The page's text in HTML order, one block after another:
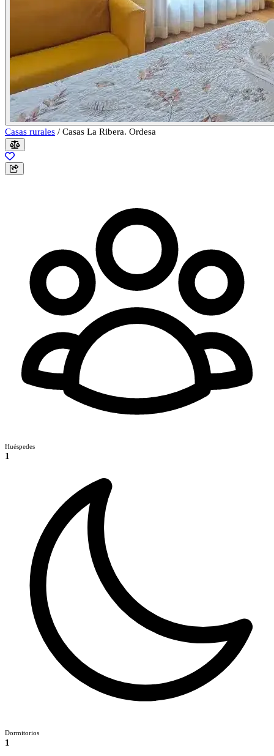
Casas rurales / Casas La Ribera. Ordesa
Huéspedes
1
Dormitorios
1